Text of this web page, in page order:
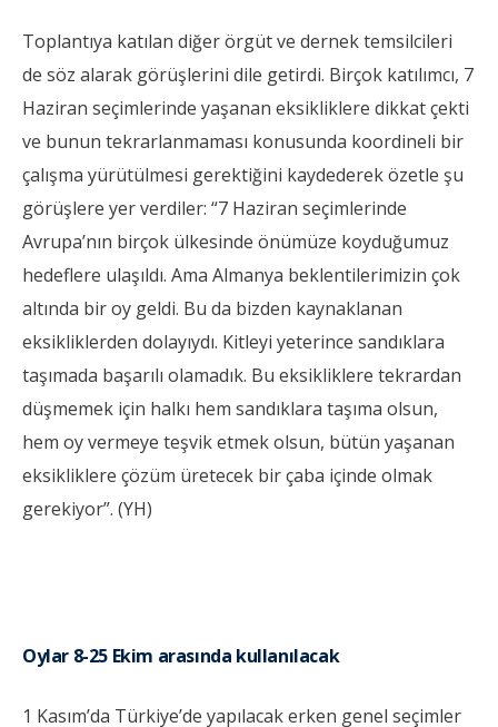
Toplantıya katılan diğer örgüt ve dernek temsilcileri
de söz alarak görüşlerini dile getirdi. Birçok katılımcı, 7
Haziran seçimlerinde yaşanan eksikliklere dikkat çekti
ve bunun tekrarlanmaması konusunda koordineli bir
çalışma yürütülmesi gerektiğini kaydederek özetle şu
görüşlere yer verdiler: “7 Haziran seçimlerinde
Avrupa’nın birçok ülkesinde önümüze koyduğumuz
hedeflere ulaşıldı. Ama Almanya beklentilerimizin çok
altında bir oy geldi. Bu da bizden kaynaklanan
eksikliklerden dolayıydı. Kitleyi yeterince sandıklara
taşımada başarılı olamadık. Bu eksikliklere tekrardan
düşmemek için halkı hem sandıklara taşıma olsun,
hem oy vermeye teşvik etmek olsun, bütün yaşanan
eksikliklere çözüm üretecek bir çaba içinde olmak
gerekiyor”. (YH)
Oylar 8-25 Ekim arasında kullanılacak
1 Kasım’da Türkiye’de yapılacak erken genel seçimler